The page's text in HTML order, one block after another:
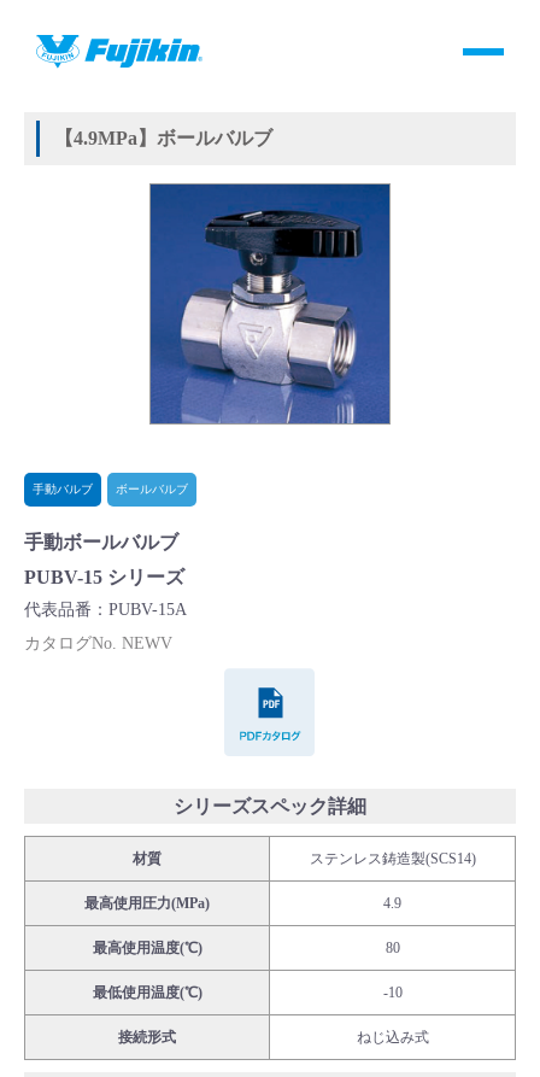
製品情報
バルブ・継手・システムを探す
製品カタログダウンロード
よくあるご質問(FAQ)・用語集
Cv値・流量計算ツール
製品動画一覧
ログイン
会社情報
Corporate Blog
採用情報
HOME 製品情報
【4.9MPa】ボールバルブ
手動バルブ ボールバルブ
手動ボールバルブ
PUBV-15 シリーズ
代表品番：PUBV-15A
カタログNo. NEWV
シリーズスペック詳細
材質 ステンレス鋳造製(SCS14)
最高使用圧力(MPa) 4.9
最高使用温度(℃) 80
最低使用温度(℃) -10
接続形式 ねじ込み式